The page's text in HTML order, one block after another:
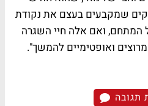
שמקבעים בעצם את נקודת
ואם אלה חיי השגרה
ואופטימיים להמשך".
תגובה